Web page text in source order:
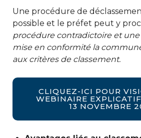
Une procédure de
possible et le préfet peut y
procédure contradictoire et
mise en conformité la
aux critères de classement.
CLIQUEZ-ICI POUR
WEBINAIRE
13 NOVEMBRE